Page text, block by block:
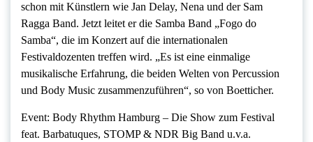
schon mit Künstlern wie Jan Delay, Nena und der Sam
Ragga Band. Jetzt leitet er die Samba Band „Fogo do
Samba“, die im Konzert auf die internationalen
Festivaldozenten treffen wird. „Es ist eine einmalige
musikalische Erfahrung, die beiden Welten von Percussion
und Body Music zusammenzuführen“, so von Boetticher.
Event: Body Rhythm Hamburg – Die Show zum Festival
feat. Barbatuques, STOMP & NDR Big Band u.v.a.